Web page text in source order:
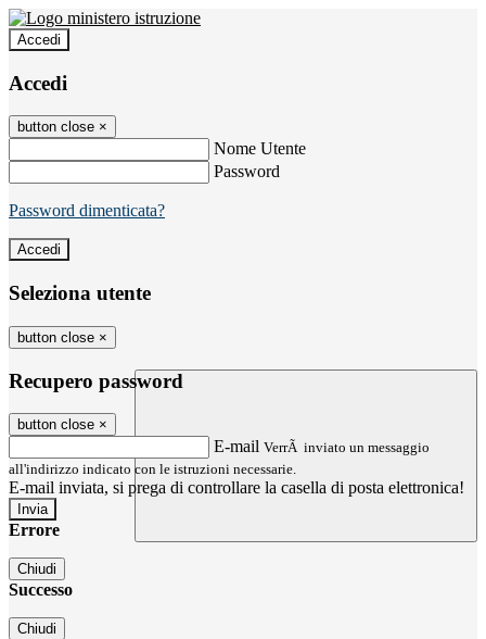
Accedi
Accedi
button close ×
Nome Utente
Password
Password dimenticata?
Seleziona utente
button close ×
Recupero password
button close ×
E-mail VerrÃ inviato un messaggio
all'indirizzo indicato con le istruzioni necessarie.
E-mail inviata, si prega di controllare la casella di posta elettronica!
Errore
Chiudi
Successo
Chiudi